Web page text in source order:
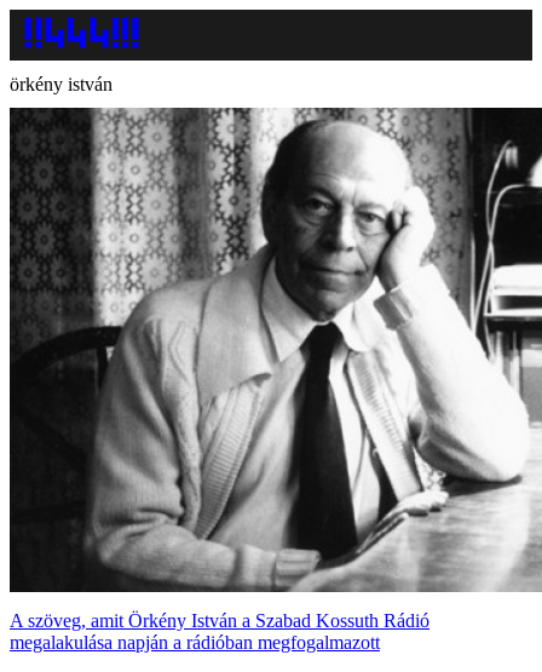
örkény istván
A szöveg, amit Örkény István a Szabad Kossuth Rádió
megalakulása napján a rádióban megfogalmazott